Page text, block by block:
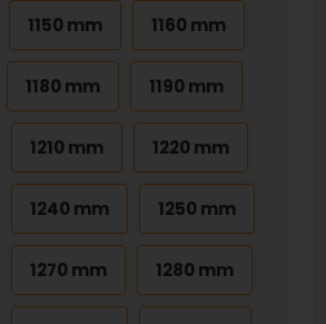
1150 mm 1160 mm
1180 mm 1190 mm
1210 mm 1220 mm
1240 mm 1250 mm
1270 mm 1280 mm